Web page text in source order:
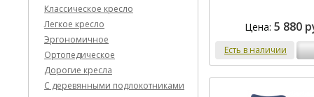
Классическое кресло
Легкое кресло
Эргономичное
Ортопедическое
Дорогие кресла
C деревянными подлокотниками
Цена: 5 880
Есть в наличии